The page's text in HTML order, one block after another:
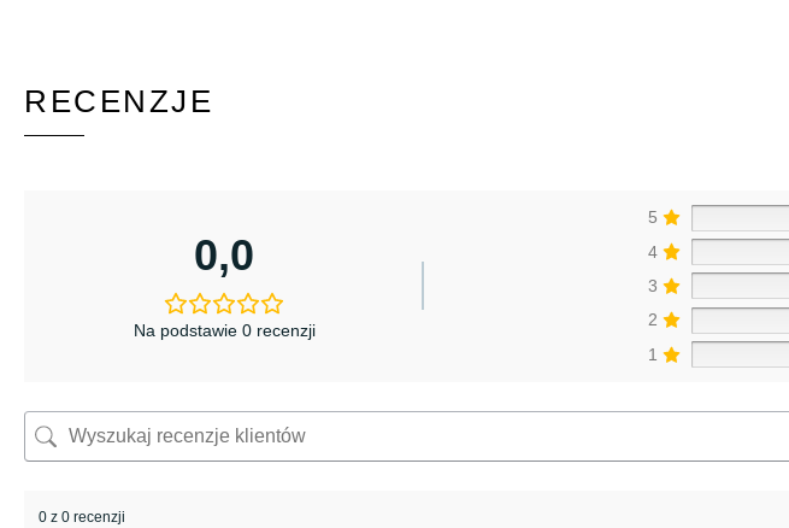
RECENZJE
0,0
Na podstawie 0 recenzji
5
4
3
2
1
0 z 0 recenzji